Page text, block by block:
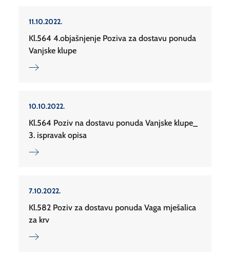
11.10.2022.
Kl.564 4.objašnjenje Poziva za dostavu ponuda
Vanjske klupe
10.10.2022.
Kl.564 Poziv na dostavu ponuda Vanjske klupe_
3. ispravak opisa
7.10.2022.
Kl.582 Poziv za dostavu ponuda Vaga mješalica
za krv